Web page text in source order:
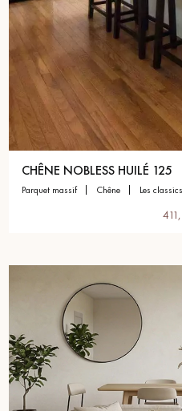
CHÊNE NOBLESS HUILÉ 125
parquet massif chêne les classics